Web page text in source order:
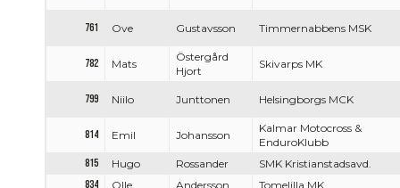
761 Ove Gustavsson Timmernabbens MSK
782 Mats
Östergård
Hjort
Skivarps MK
799 Niilo Junttonen Helsingborgs MCK
814 Emil Johansson
Kalmar Motocross &
EnduroKlubb
815
Hugo Rossander
SMK Kristianstadsavd.
834
Olle Andersson Tomelilla MK